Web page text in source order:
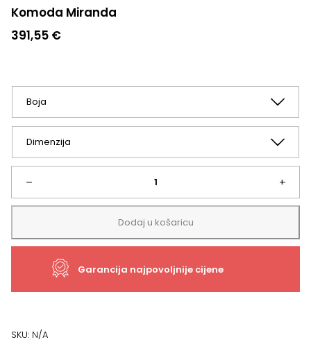
Komoda Miranda
391,55 €
–
Komoda
Miranda
količina
+
Dodaj u košaricu
Garancija najpovoljnije cijene
SKU: N/A